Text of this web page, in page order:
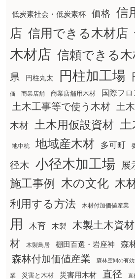
低炭素社会・低炭素杯 価格
信
店 信用できる木材店
木材店 信頼できる木
県
円柱丸太 円柱加工場
価 商業店舗 商業店舗用木材 国際フ
土木工事等で使う木材
土
木材
土木用仮設資材
地中杭 地域産木材 多可町
径木 小径木加工場 展
施工事例
木の文化 木
利用する方法
木材付加価値産業
用
木育 木製 木製土木資材
材
木製鳥居 棚田百選・岩座神 森
森林付加価値産業 森林空間の有
業 災害と木材 災害用木材 直径 直